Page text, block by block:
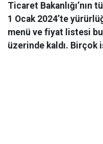
Ticaret Bakanlığı’nın
1 Ocak 2024’te
menü ve fiyat listesi
üzerinde kaldı. Birçok